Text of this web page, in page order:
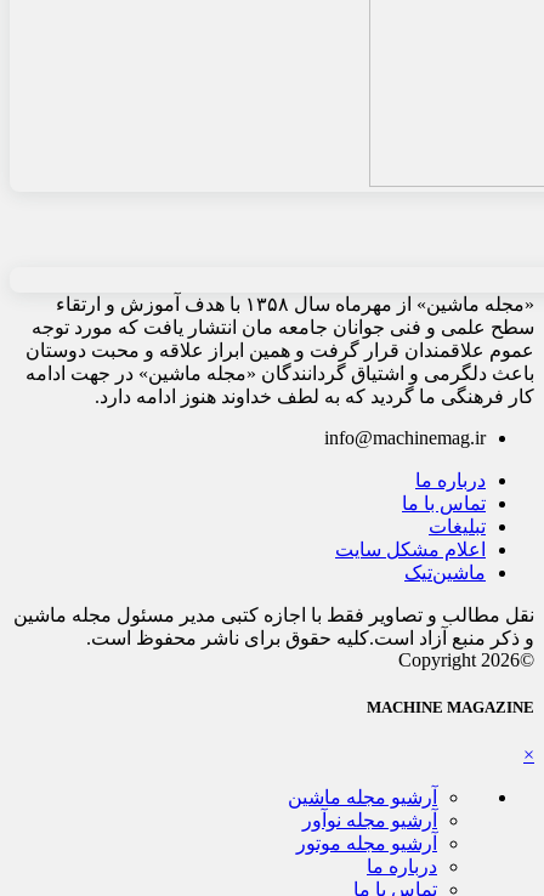
«مجله ماشین» از مهرماه سال ۱۳۵۸ با هدف آموزش و ارتقاء
سطح علمی و فنی جوانان جامعه مان انتشار یافت که مورد توجه
عموم علاقمندان قرار گرفت و همین ابراز علاقه و محبت دوستان
باعث دلگرمی و اشتیاق گردانندگان «مجله ماشین» در جهت ادامه
کار فرهنگی ما گردید که به لطف خداوند هنوز ادامه دارد.
info@machinemag.ir
درباره ما
تماس با ما
تبلیغات
اعلام مشکل سایت
ماشین‌تیک
نقل مطالب و تصاویر فقط با اجازه کتبی مدیر مسئول مجله ماشین
و ذکر منبع آزاد است.کلیه حقوق برای ناشر محفوظ است.
©Copyright 2026
MACHINE MAGAZINE
×
آرشیو مجله ماشین
آرشیو مجله نوآور
آرشیو مجله موتور
درباره ما
تماس با ما